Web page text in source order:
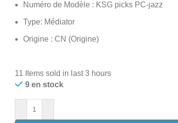
Numéro de Modèle : KSG picks PC-jazz
Type: Médiator
Origine : CN (Origine)
11 Items sold in last 3 hours
9 en stock